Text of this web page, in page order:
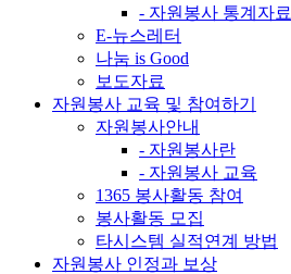
- 자원봉사 통계자료
E-뉴스레터
나눔 is Good
보도자료
자원봉사 교육 및 참여하기
자원봉사안내
- 자원봉사란
- 자원봉사 교육
1365 봉사활동 참여
봉사활동 모집
타시스템 실적연계 방법
자원봉사 인정과 보상